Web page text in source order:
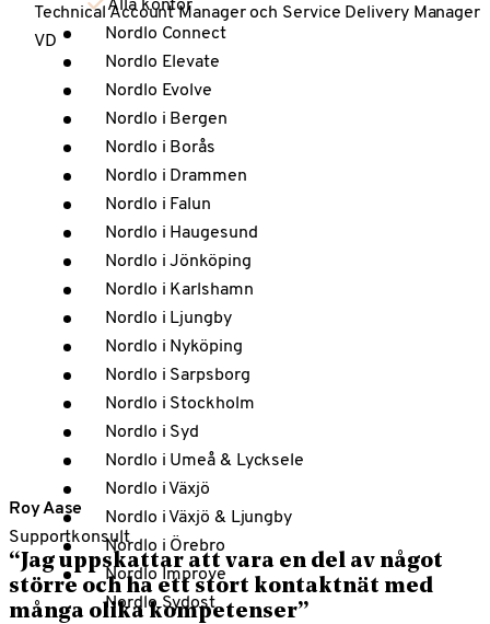
Technical Account Manager och Service Delivery Manager
VD
Nordlo Connect
Nordlo Elevate
Nordlo Evolve
Nordlo i Bergen
Nordlo i Borås
Nordlo i Drammen
Nordlo i Falun
Nordlo i Haugesund
Nordlo i Jönköping
Nordlo i Karlshamn
Nordlo i Ljungby
Nordlo i Nyköping
Nordlo i Sarpsborg
Nordlo i Stockholm
Nordlo i Syd
Nordlo i Umeå & Lycksele
Nordlo i Växjö
Nordlo i Växjö & Ljungby
Nordlo i Örebro
Nordlo Improve
Nordlo Sydost
Roy Aase
Supportkonsult
“Jag uppskattar att vara en del av något
större och ha ett stort kontaktnät med
många olika kompetenser”